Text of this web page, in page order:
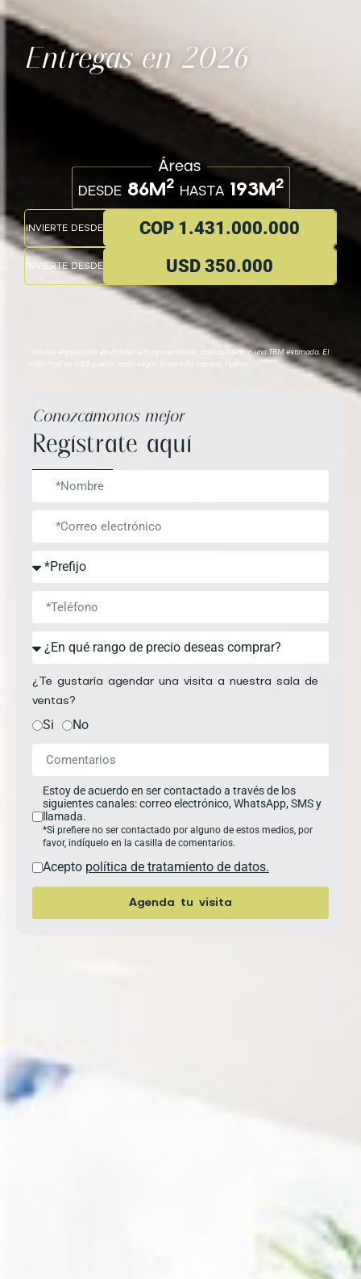
Entregas en 2026
DESDE 86M2HASTA 193M2
INVIERTE DESDE COP 1.431.000.000
INVIERTE DESDE USD 350.000
*Valores expresados en dólares son aproximados, calculados con una TRM estimada. El
valor final en USD puede variar según la tasa de cambio vigente.
Conozcámonos mejor
Regístrate aquí
¿Te gustaría agendar una visita a nuestra sala de
ventas?
Si No
Estoy de acuerdo en ser contactado a través de los
siguientes canales: correo electrónico, WhatsApp, SMS y
llamada.
*Si prefiere no ser contactado por alguno de estos medios, por
favor, indíquelo en la casilla de comentarios.
Acepto política de tratamiento de datos.
Agenda tu visita